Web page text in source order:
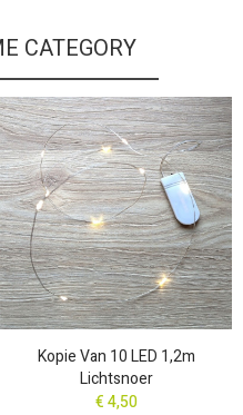
CATEGORY
Kopie Van 10 LED 1,2m
Lichtsnoer
€ 4,50